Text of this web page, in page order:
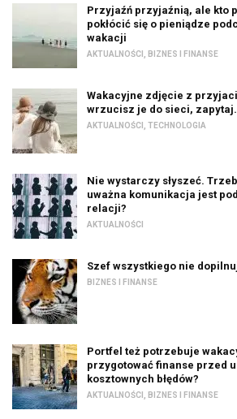
Przyjaźń przyjaźnią, ale kto
pokłócić się o pieniądze
wakacji
AKTUALNOŚCI BIZNES I FINANSE
Wakacyjne zdjęcie z
wrzucisz je do sieci, zapytaj.
AKTUALNOŚCI TECHNOLOGIA
Nie wystarczy słyszeć.
uważna komunikacja jest
relacji?
AKTUALNOŚCI
Szef wszystkiego nie
BIZNES I FINANSE
Portfel też potrzebuje
przygotować finanse przed
kosztownych błędów?
AKTUALNOŚCI BIZNES I FINANSE